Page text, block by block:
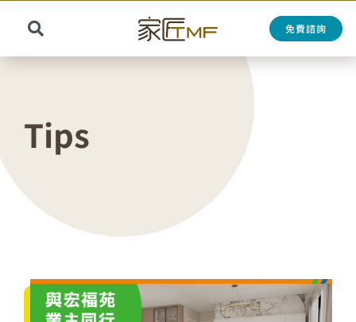
content
Toggle
Navigation
Search
免費諮詢
Tips